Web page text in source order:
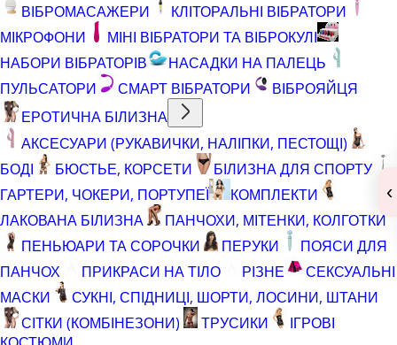
ВІБРОМАСАЖЕРИ
КЛІТОРАЛЬНІ ВІБРАТОРИ
МІКРОФОНИ
МІНІ ВІБРАТОРИ ТА ВІБРОКУЛІ
НАБОРИ ВІБРАТОРІВ
НАСАДКИ НА ПАЛЕЦЬ
ПУЛЬСАТОРИ
СМАРТ ВІБРАТОРИ
ВІБРОЯЙЦЯ
ЕРОТИЧНА БІЛИЗНА
АКСЕСУАРИ (РУКАВИЧКИ, НАЛІПКИ, ПЕСТОЩІ)
БОДІ
БЮСТЬЕ, КОРСЕТИ
БІЛИЗНА ДЛЯ СПОРТУ
ГАРТЕРИ, ЧОКЕРИ, ПОРТУПЕЇ
КОМПЛЕКТИ
ЛАКОВАНА БІЛИЗНА
ПАНЧОХИ, МІТЕНКИ, КОЛГОТКИ
ПЕНЬЮАРИ ТА СОРОЧКИ
ПЕРУКИ
ПОЯСИ ДЛЯ
ПАНЧОХ
ПРИКРАСИ НА ТІЛО РІЗНЕ
СЕКСУАЛЬНІ
МАСКИ
СУКНІ, СПІДНИЦІ, ШОРТИ, ЛОСИНИ, ШТАНИ
СІТКИ (КОМБІНЕЗОНИ)
ТРУСИКИ
ІГРОВІ
‹